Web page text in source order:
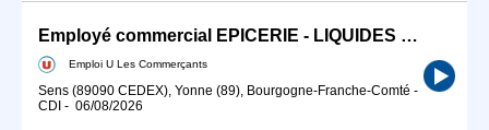
Employé commercial EPICERIE - LIQUIDES H/F
Emploi U Les Commerçants
Sens (89090 CEDEX), Yonne (89), Bourgogne-Franche-Comté -
CDI - 06/08/2026